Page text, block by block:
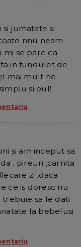
jumatate si
nnu neam
se pare ca
in fundulet de
mai mult ne
si oul!
si am inceput sa
. pireuri ,carnita
zi .daca
ce is doresc nu
sa le dati
la bebelusi